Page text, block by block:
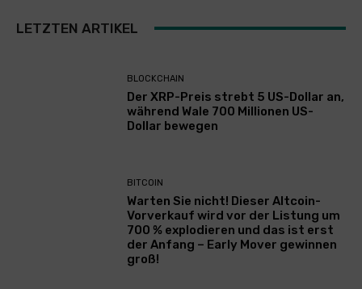
LETZTEN ARTIKEL
BLOCKCHAIN
Der XRP-Preis strebt 5 US-Dollar an,
während Wale 700 Millionen US-
Dollar bewegen
BITCOIN
Warten Sie nicht! Dieser Altcoin-
Vorverkauf wird vor der Listung um
700 % explodieren und das ist erst
der Anfang – Early Mover gewinnen
groß!